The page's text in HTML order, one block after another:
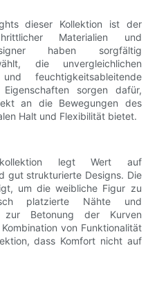
dieser Kollektion ist der
Materialien und
haben sorgfältig
die unvergleichlichen
feuchtigkeitsableitende
sorgen dafür,
an die Bewegungen des
Halt und Flexibilität bietet.
legt Wert auf
gut strukturierte Designs. Die
um die weibliche Figur zu
platzierte Nähte und
zur Betonung der Kurven
von Funktionalität
dass Komfort nicht auf